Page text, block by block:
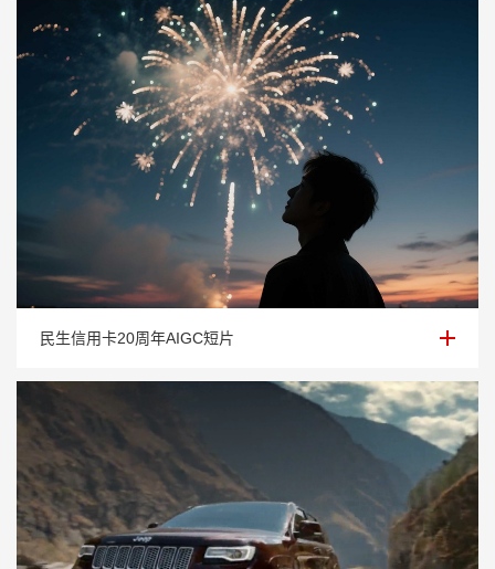
民生信用卡20周年AIGC短片
民生信用卡20周年AIGC短片